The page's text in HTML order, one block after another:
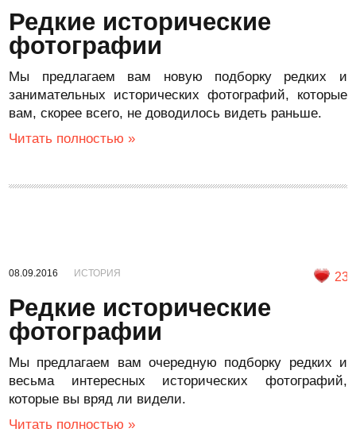
Редкие исторические
фотографии
Мы предлагаем вам новую подборку редких и
занимательных исторических фотографий, которые
вам, скорее всего, не доводилось видеть раньше.
Читать полностью »
08.09.2016 ИСТОРИЯ 23
Редкие исторические
фотографии
Мы предлагаем вам очередную подборку редких и
весьма интересных исторических фотографий,
которые вы вряд ли видели.
Читать полностью »